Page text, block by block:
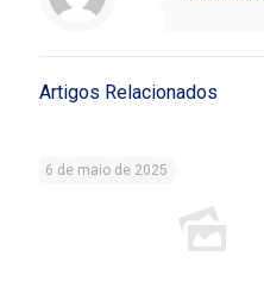
Artigos Relacionados
6 de maio de 2025